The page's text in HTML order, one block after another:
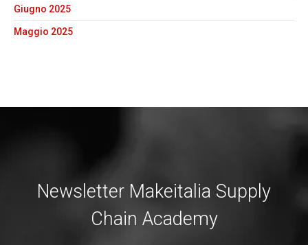
Giugno 2025
Maggio 2025
Newsletter Makeitalia Supply
Chain Academy